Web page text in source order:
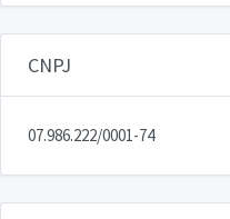
CNPJ
07.986.222/0001-74